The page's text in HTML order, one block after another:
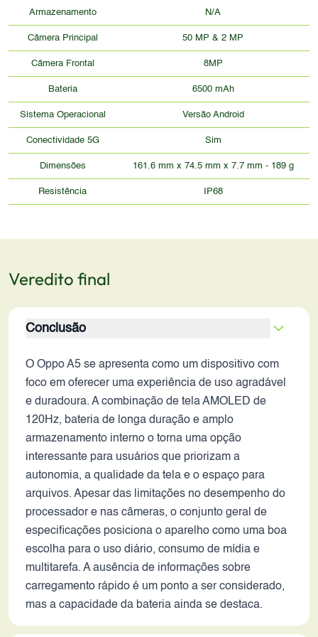
Armazenamento N/A
Câmera Principal 50 MP & 2 MP
Câmera Frontal 8MP
Bateria 6500 mAh
Sistema Operacional Versão Android
Conectividade 5G Sim
Dimensões 161.6 mm x 74.5 mm x 7.7 mm - 189 g
Resistência IP68
Veredito final
Conclusão
O Oppo A5 se apresenta como um dispositivo com
foco em oferecer uma experiência de uso agradável
e duradoura. A combinação de tela AMOLED de
120Hz, bateria de longa duração e amplo
armazenamento interno o torna uma opção
interessante para usuários que priorizam a
autonomia, a qualidade da tela e o espaço para
arquivos. Apesar das limitações no desempenho do
processador e nas câmeras, o conjunto geral de
especificações posiciona o aparelho como uma boa
escolha para o uso diário, consumo de mídia e
multitarefa. A ausência de informações sobre
carregamento rápido é um ponto a ser considerado,
mas a capacidade da bateria ainda se destaca.